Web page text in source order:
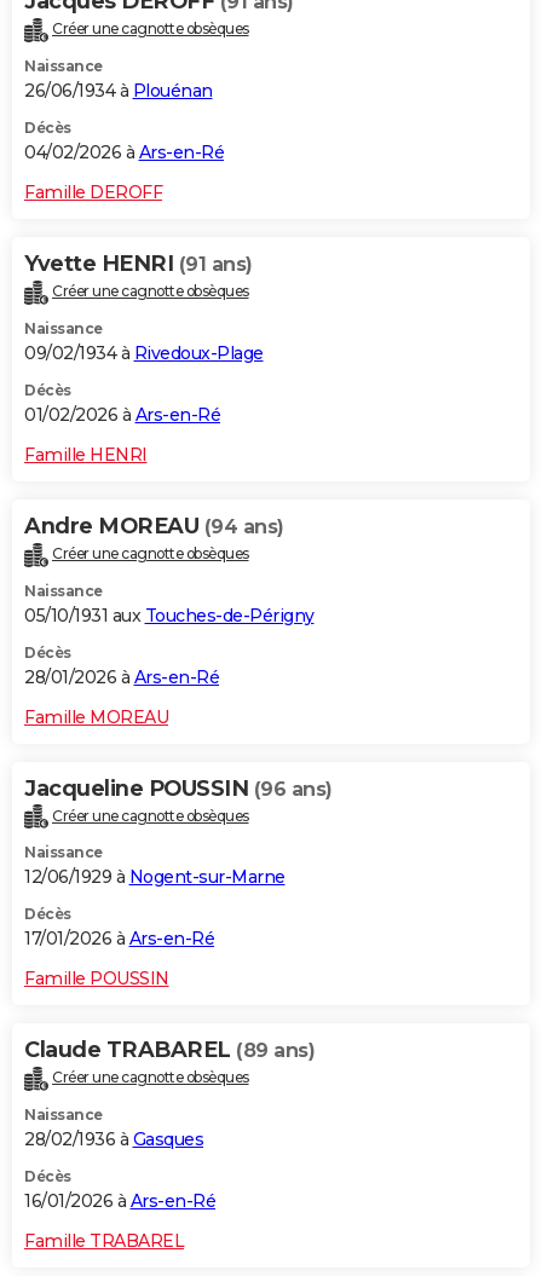
Créer une cagnotte obsèques
Naissance
26/06/1934 à Plouénan
Décès
04/02/2026 à Ars-en-Ré
Famille DEROFF
Yvette HENRI (91 ans)
Créer une cagnotte obsèques
Naissance
09/02/1934 à Rivedoux-Plage
Décès
01/02/2026 à Ars-en-Ré
Famille HENRI
Andre MOREAU (94 ans)
Créer une cagnotte obsèques
Naissance
05/10/1931 aux Touches-de-Périgny
Décès
28/01/2026 à Ars-en-Ré
Famille MOREAU
Jacqueline POUSSIN (96 ans)
Créer une cagnotte obsèques
Naissance
12/06/1929 à Nogent-sur-Marne
Décès
17/01/2026 à Ars-en-Ré
Famille POUSSIN
Claude TRABAREL (89 ans)
Créer une cagnotte obsèques
Naissance
28/02/1936 à Gasques
Décès
16/01/2026 à Ars-en-Ré
Famille TRABAREL